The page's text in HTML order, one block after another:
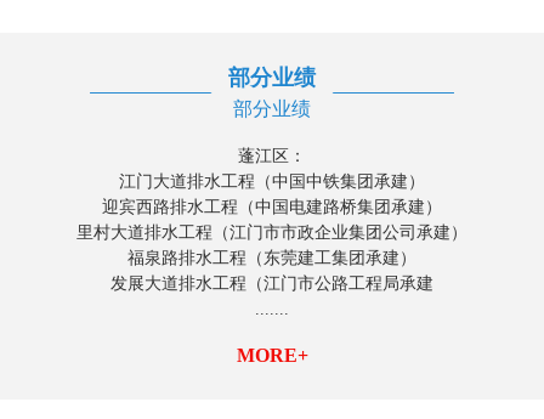
部分业绩
部分业绩
蓬江区：
江门大道排水工程（中国中铁集团承建）
迎宾西路排水工程（中国电建路桥集团承建）
里村大道排水工程（江门市市政企业集团公司承建）
福泉路排水工程（东莞建工集团承建）
发展大道排水工程（江门市公路工程局承建
MORE+